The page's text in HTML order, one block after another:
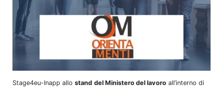
Stage4eu-Inapp allo stand del Ministero del lavoro all’interno di